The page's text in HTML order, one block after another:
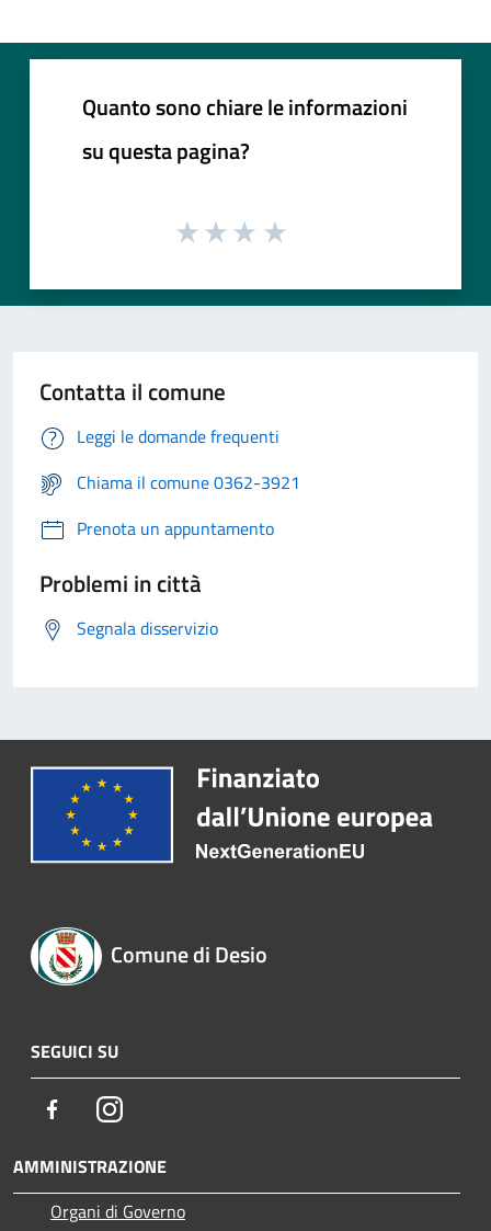
Quanto sono chiare le informazioni
su questa pagina?
Contatta il comune
Leggi le domande frequenti
Chiama il comune 0362-3921
Prenota un appuntamento
Problemi in città
Segnala disservizio
Comune di Desio
SEGUICI SU
FacebookInstagram
AMMINISTRAZIONE
Organi di Governo